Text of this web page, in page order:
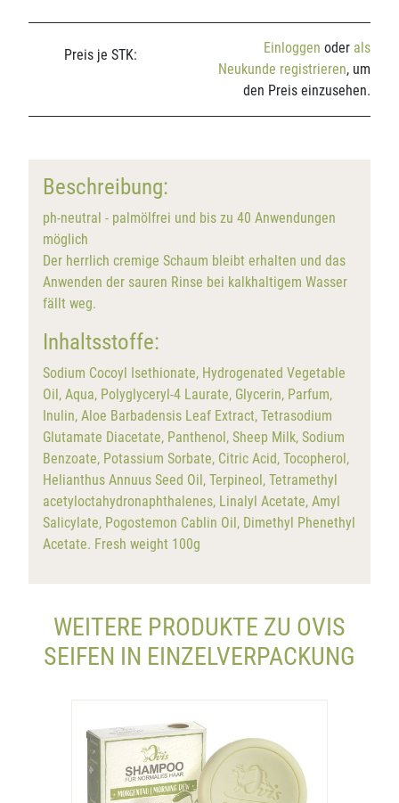
Preis je STK: Einloggen oder als
Neukunde registrieren, um
den Preis einzusehen.
Beschreibung:
ph-neutral - palmölfrei und bis zu 40 Anwendungen
möglich
Der herrlich cremige Schaum bleibt erhalten und das
Anwenden der sauren Rinse bei kalkhaltigem Wasser
fällt weg.
Inhaltsstoffe:
Sodium Cocoyl Isethionate, Hydrogenated Vegetable
Oil, Aqua, Polyglyceryl-4 Laurate, Glycerin, Parfum,
Inulin, Aloe Barbadensis Leaf Extract, Tetrasodium
Glutamate Diacetate, Panthenol, Sheep Milk, Sodium
Benzoate, Potassium Sorbate, Citric Acid, Tocopherol,
Helianthus Annuus Seed Oil, Terpineol, Tetramethyl
acetyloctahydronaphthalenes, Linalyl Acetate, Amyl
Salicylate, Pogostemon Cablin Oil, Dimethyl Phenethyl
Acetate. Fresh weight 100g
WEITERE PRODUKTE ZU OVIS
SEIFEN IN EINZELVERPACKUNG